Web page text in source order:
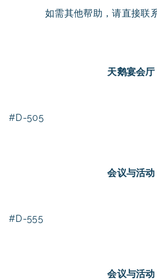
如需其他帮助，请直接联
天鹅宴会厅
#D-505
会议与活动
#D-555
会议与活动